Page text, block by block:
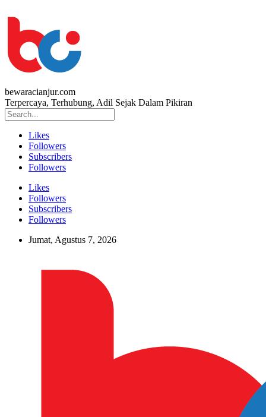
bewaracianjur.com
Terpercaya, Terhubung, Adil Sejak Dalam Pikiran
Likes
Followers
Subscribers
Followers
Likes
Followers
Subscribers
Followers
Jumat, Agustus 7, 2026